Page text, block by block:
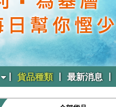
貨品種類 最新消息